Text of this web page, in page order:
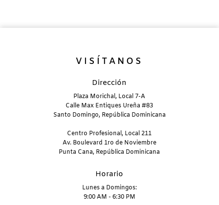
VISÍTANOS
Dirección
Plaza Morichal, Local 7-A
Calle Max Entiques Ureña #83
Santo Domingo, República Dominicana
Centro Profesional, Local 211
Av. Boulevard 1ro de Noviembre
Punta Cana, República Dominicana
Horario
Lunes a Domingos:
9:00 AM - 6:30 PM